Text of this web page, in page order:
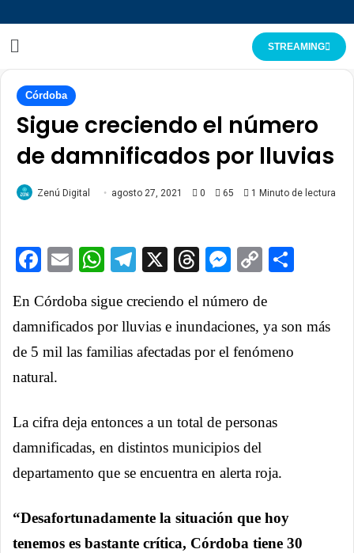
STREAMING
Córdoba
Sigue creciendo el número
de damnificados por lluvias
Zenú Digital agosto 27, 2021 0 65 1 Minuto de lectura
Facebook
EmailWhatsApp
Telegram
X ThreadsCopy
En Córdoba sigue creciendo el número de
damnificados por lluvias e inundaciones, ya son más
de 5 mil las familias afectadas por el fenómeno
natural.
La cifra deja entonces a un total de personas
damnificadas, en distintos municipios del
departamento que se encuentra en alerta roja.
“Desafortunadamente la situación que hoy
tenemos es bastante crítica, Córdoba tiene 30